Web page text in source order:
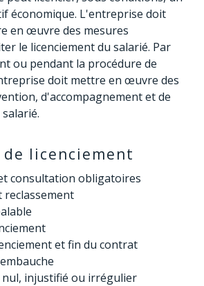
économique. L'entreprise doit
en œuvre des mesures
le licenciement du salarié. Par
ou pendant la procédure de
doit mettre en œuvre des
d'accompagnement et de
de licenciement
consultation obligatoires
et fin du contrat
nul, injustifié ou irrégulier